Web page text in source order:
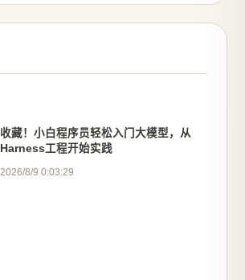
收藏！小白程序员轻松入门大模型，从
Harness工程开始实践
2026/8/9 0:03:29